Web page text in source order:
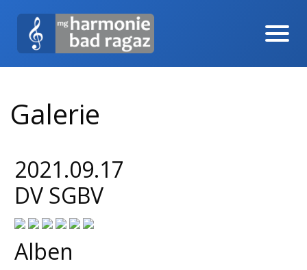
Galerie
2021.09.17
DV SGBV
Alben